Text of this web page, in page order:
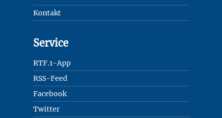
Kontakt
Service
RTF.1-App
RSS-Feed
Facebook
Twitter